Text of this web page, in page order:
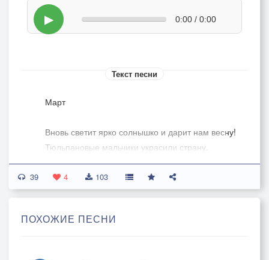
▶ 0:00 / 0:00
Текст песни
Март
Вновь светит ярко солнышко и дарит нам весну!
Тюльпановые мальчики украсили страну.
Девчонки каблучковые - все локоны вразброс.
Хохочут малышарики. Нас учат - ВЫШЕ НОС!
"Влюбляйтесь же влюбляйтесь. -
39 4 103
ПОХОЖИЕ ПЕСНИ